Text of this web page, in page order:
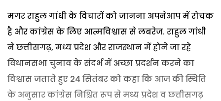
मगर राहुल गांधी के विचारों को जानना अपनेआप में रोचक
है और कांग्रेस के लिए आत्मविश्वास से लबरेज. राहुल गांधी
ने छत्तीसगढ़, मध्य प्रदेश और राजस्थान में होने जा रहे
विधानसभा चुनाव के संदर्भ में अच्छा प्रदर्शन करने का
विश्वास जताते हुए 24 सितंबर को कहा कि आज की स्थिति
के अनुसार कांग्रेस निश्चित रूप से मध्य प्रदेश व छत्तीसगढ़